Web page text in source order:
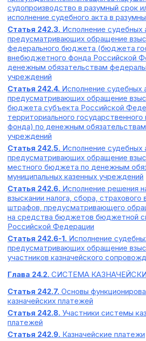
судопроизводство в разумный срок
исполнение судебного акта в
Статья 242.3. Исполнение судебных
предусматривающих обращение
федерального бюджета (бюджета
внебюджетного фонда Российской
денежным обязательствам
учреждений
Статья 242.4. Исполнение судебных
предусматривающих обращение
бюджета субъекта Российской
территориального
фонда) по денежным обязательствам
учреждений
Статья 242.5. Исполнение судебных
предусматривающих обращение
местного бюджета по денежным
муниципальных казенных учреждений
Статья 242.6. Исполнение решения
взыскании налога, сбора, страхового
штрафов, предусматривающего
на средства бюджетов бюджетной
Российской Федерации
Статья 242.6-1. Исполнение
предусматривающих обращение
участников казначейского
Глава 24.2. СИСТЕМА
Статья 242.7. Основы
казначейских платежей
Статья 242.8. Участники системы
платежей
Статья 242.9. Казначейские платежи